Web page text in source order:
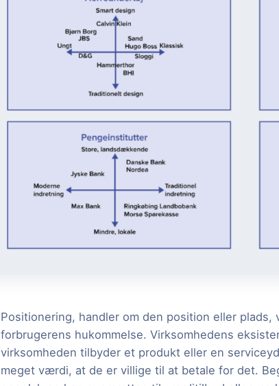
Positionering, handler om den position eller
forbrugerens hukommelse. Virksomhedens
virksomheden tilbyder et produkt eller en
meget værdi, at de er villige til at betale for det.